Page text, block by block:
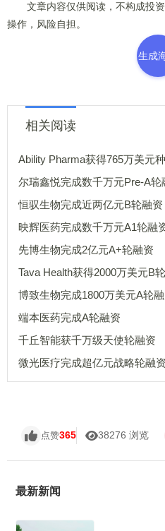
文章内容仅供阅读，不构成投资
操作，风险自担。
生成
相关阅读
Ability Pharma获得765万美元
尔瑞鑫悦完成数千万元Pre-A轮
恒驭生物完成近两亿元B轮融资
映辉医药完成数千万元A1轮融
先博生物完成2亿元A+轮融资
Tava Health获得2000万美元B
博致生物完成1800万美元A轮
端本医药完成A轮融资
千丘智能获千万级天使轮融资
微光医疗完成超亿元战略轮融资
点赞365 38276 浏览
最新新闻